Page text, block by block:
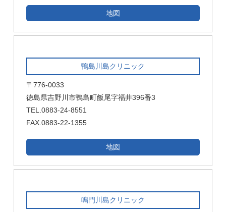
地図
鴨島川島クリニック
〒776-0033
徳島県吉野川市鴨島町飯尾字福井396番3
TEL.0883-24-8551
FAX.0883-22-1355
地図
鳴門川島クリニック